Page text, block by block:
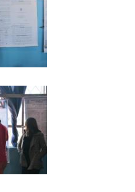
e Comunicações